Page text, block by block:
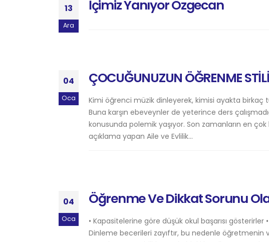
13
Ara
İçimiz Yanıyor Özgecan
04
Oca
ÇOCUĞUNUZUN ÖĞRENME
Kimi öğrenci müzik dinleyerek, kimisi ayakta birkaç
Buna karşın ebeveynler de yeterince ders
konusunda polemik yaşıyor. Son zamanların en
açıklama yapan Aile ve Evlilik...
04
Oca
Öğrenme Ve Dikkat Sorunu
• Kapasitelerine göre düşük okul başarısı gösterirler
Dinleme becerileri zayıftır, bu nedenle öğretmenin